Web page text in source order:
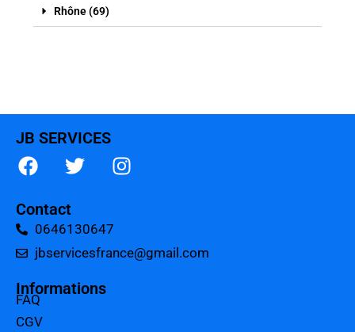
Rhône (69)
JB SERVICES
Contact
0646130647
jbservicesfrance@gmail.com
Informations
FAQ
CGV